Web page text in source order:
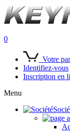
0
Votre
Identifiez-vous
Inscription en
Menu